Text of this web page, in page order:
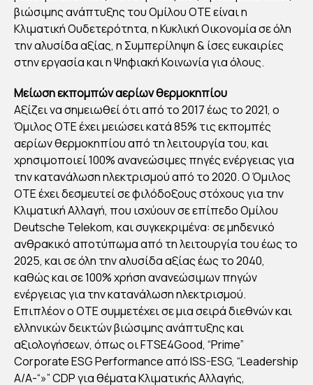
βιώσιμης ανάπτυξης του Ομίλου ΟΤΕ είναι η
Κλιματική Ουδετερότητα, η Κυκλική Οικονομία σε όλη
την αλυσίδα αξίας, η Συμπερίληψη & ίσες ευκαιρίες
στην εργασία και η Ψηφιακή Κοινωνία για όλους.
Μείωση εκπομπών αερίων θερμοκηπίου
Αξίζει να σημειωθεί ότι από το 2017 έως το 2021, ο
Όμιλος ΟΤΕ έχει μειώσει κατά 85% τις εκπομπές
αερίων θερμοκηπίου από τη λειτουργία του, και
χρησιμοποιεί 100% ανανεώσιμες πηγές ενέργειας για
την κατανάλωση ηλεκτρισμού από το 2020. Ο Όμιλος
ΟΤΕ έχει δεσμευτεί σε φιλόδοξους στόχους για την
Κλιματική Αλλαγή, που ισχύουν σε επίπεδο Ομίλου
Deutsche Telekom, και συγκεκριμένα: σε μηδενικό
ανθρακικό αποτύπωμα από τη λειτουργία του έως το
2025, και σε όλη την αλυσίδα αξίας έως το 2040,
καθώς και σε 100% χρήση ανανεώσιμων πηγών
ενέργειας για την κατανάλωση ηλεκτρισμού.
Επιπλέον ο ΟΤΕ συμμετέχει σε μια σειρά διεθνών και
ελληνικών δεικτών βιώσιμης ανάπτυξης και
αξιολογήσεων, όπως οι FTSE4Good, “Prime”
Corporate ESG Performance από ISS-ESG, “Leadership
Α/Α-“»” CDP για θέματα Κλιματικής Αλλαγής,